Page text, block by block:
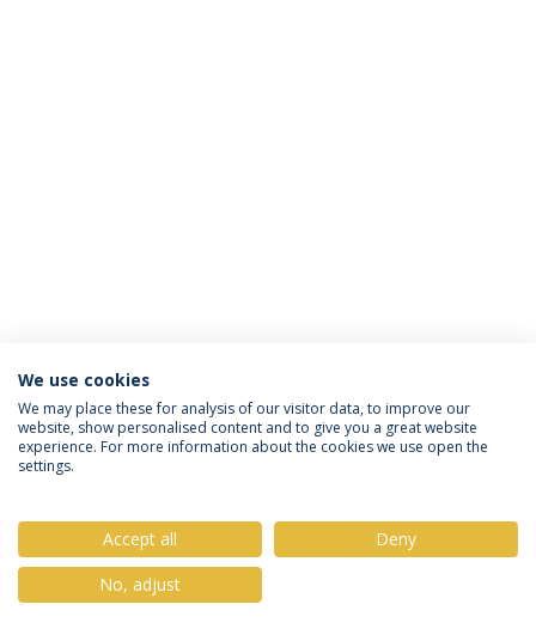
Política de Privacidade
Termos & Condições
Direitos do Titular dos Dados
© 2026 Universidade Católica Portuguesa
We use cookies
We may place these for analysis of our visitor data, to improve our
website, show personalised content and to give you a great website
experience. For more information about the cookies we use open the
settings.
Accept all
Deny
No, adjust